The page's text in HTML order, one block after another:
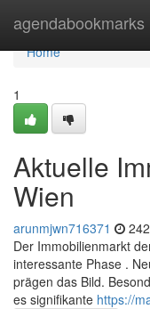
agendabookmarks
Home
Home
1
Aktuelle
Wien
arunmjwn716371
Der Immobilienmarkt
interessante Phase .
prägen das Bild.
es signifikante https://